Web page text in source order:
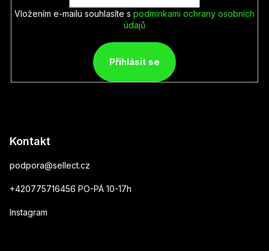
Vložením e-mailu souhlasíte s podmínkami ochrany osobních
údajů
Přihlásit se
Kontakt
podpora@sellect.cz
+420775716456 PO-PÁ 10-17h
Instagram